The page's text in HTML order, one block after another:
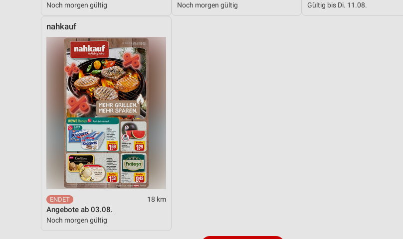
Noch morgen gültig Noch morgen gültig Gültig bis Di. 11.08.
nahkauf
18 km
Angebote ab 03.08.
Noch morgen gültig